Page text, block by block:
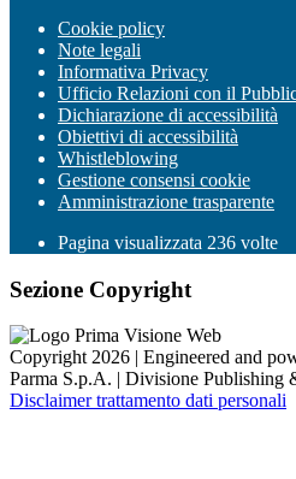
Cookie policy
Note legali
Informativa Privacy
Ufficio Relazioni con il
Dichiarazione di accessibilità
Obiettivi di accessibilità
Whistleblowing
Gestione consensi cookie
Amministrazione trasparente
Pagina visualizzata 236 volte
Sezione Copyright
Copyright 2026 | Engineered and
Parma S.p.A. | Divisione Publishing
Disclaimer trattamento dati personali